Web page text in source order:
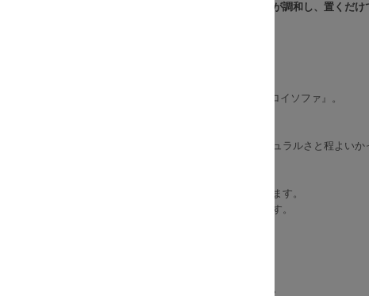
ロイ、温かみのある木目、空間を引き締めるアイアン脚が調和し、置くだけ
々座面で、座る・寝転ぶ・横になるが思いのまま。
、ワンルームにもぴったりです。
をご購入いただけます。
、『Partage（パルタージュ） リクライニングコーデュロイソファ』。
しく手触りの良いコーデュロイ生地を使用。
み、毎日触れたくなる心地よさを感じられます。
し、脚部にはブラックアイアンを合わせることで、ナチュラルさと程よいか
整が可能。
って休みたい時など、シーンに合わせて楽な姿勢を選べます。
広く、沈み込みすぎないクッションで長時間でも快適です。
て使えるため、お部屋を広く見せたい方にもおすすめ。
しても使え、来客時やお昼寝にも活躍します。
ができ、レイアウト変更も簡単。
リビングまで、暮らしに合わせて長く使えるソファです。